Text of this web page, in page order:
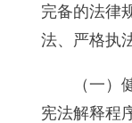
完备的法律
法、严格执
（一
宪法解释程